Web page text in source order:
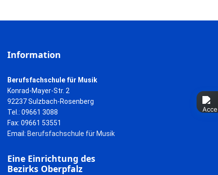
Information
Berufsfachschule für Musik
Konrad-Mayer-Str. 2
92237 Sulzbach-Rosenberg
Tel.: 09661 3088
Fax: 09661 53551
Email: Berufsfachschule für Musik
Eine Einrichtung des
Bezirks Oberpfalz